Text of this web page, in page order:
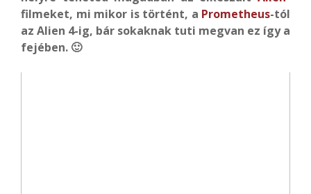
filmeket, mi mikor is történt, a Prometheus-tól
az Alien 4-ig, bár sokaknak tuti megvan ez így a
fejében. 🙂